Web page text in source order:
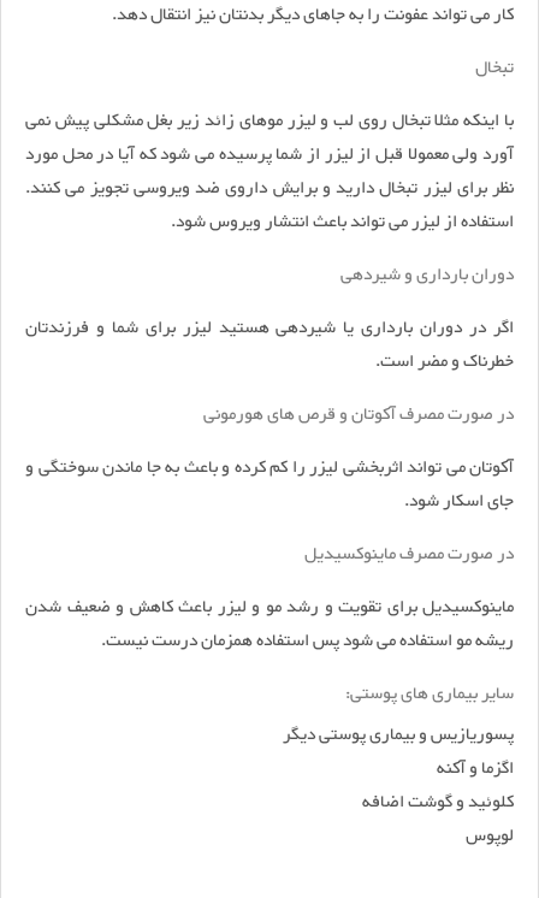
کار می تواند عفونت را به جاهای دیگر بدنتان نیز انتقال دهد.
تبخال
با اینکه مثلا تبخال روی لب و لیزر موهای زائد زیر بغل مشکلی پیش نمی
آورد ولی معمولا قبل از لیزر از شما پرسیده می شود که آیا در محل مورد
نظر برای لیزر تبخال دارید و برایش داروی ضد ویروسی تجویز می کنند.
استفاده از لیزر می تواند باعث انتشار ویروس شود.
دوران بارداری و شیردهی
اگر در دوران بارداری یا شیردهی هستید لیزر برای شما و فرزندتان
خطرناک و مضر است.
در صورت مصرف آکوتان و قرص های هورمونی
آکوتان می تواند اثربخشی لیزر را کم کرده و باعث به جا ماندن سوختگی و
جای اسکار شود.
در صورت مصرف ماینوکسیدیل
ماینوکسیدیل برای تقویت و رشد مو و لیزر باعث کاهش و ضعیف شدن
ریشه مو استفاده می شود پس استفاده همزمان درست نیست.
سایر بیماری های پوستی:
پسوریازیس و بیماری پوستی دیگر
اگزما و آکنه
کلوئید و گوشت اضافه
لوپوس